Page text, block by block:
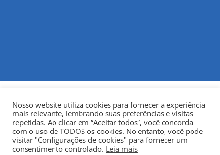
© Copyright 2022Fundação Municipal Centro Universitário
Nosso website utiliza cookies para fornecer a experiência
mais relevante, lembrando suas preferências e visitas
repetidas. Ao clicar em “Aceitar todos”, você concorda
com o uso de TODOS os cookies. No entanto, você pode
visitar "Configurações de cookies" para fornecer um
consentimento controlado. Leia mais